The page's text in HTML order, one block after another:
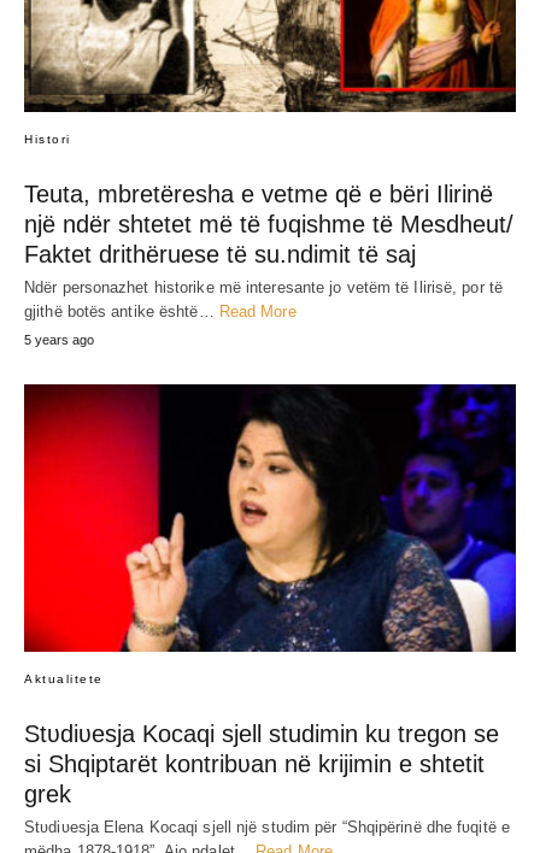
Histori
Teuta, mbretëresha e vetme që e bëri Ilirinë
një ndër shtetet më të fʋqishme të Mesdheut/
Faktet drithëruese të su.ndimit të saj
Ndër personazhet historike më interesante jo vetëm të Ilirisë, por të
gjithë botës antike është… Read More
5 years ago
Aktualitete
Stʋdiʋesja Kocaqi sjell studimin ku tregon se
si Shqiptarët kontribʋan në krijimin e shtetit
grek
Stʋdiʋesja Elena Kocaqi sjell një stʋdim për “Shqipërinë dhe fʋqitë e